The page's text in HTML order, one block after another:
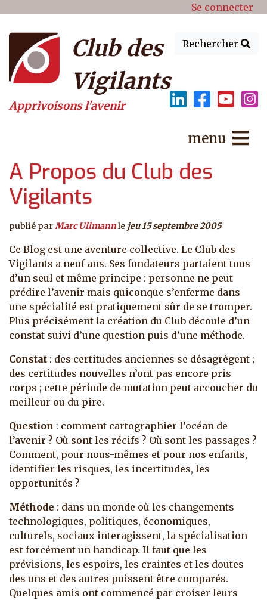
Menu du compte de Se connecter
Rechercher
Club des
Vigilants
Apprivoisons l'avenir
menu
A Propos du Club des
Vigilants
publié parMarc Ullmannle jeu 15 septembre 2005
Ce Blog est une aventure collective. Le Club des
Vigilants a neuf ans. Ses fondateurs partaient tous
d’un seul et même principe : personne ne peut
prédire l’avenir mais quiconque s’enferme dans
une spécialité est pratiquement sûr de se tromper.
Plus précisément la création du Club découle d’un
constat suivi d’une question puis d’une méthode.
Constat : des certitudes anciennes se désagrègent ;
des certitudes nouvelles n’ont pas encore pris
corps ; cette période de mutation peut accoucher du
meilleur ou du pire.
Question : comment cartographier l’océan de
l’avenir ? Où sont les récifs ? Où sont les passages ?
Comment, pour nous-mêmes et pour nos enfants,
identifier les risques, les incertitudes, les
opportunités ?
Méthode : dans un monde où les changements
technologiques, politiques, économiques,
culturels, sociaux interagissent, la spécialisation
est forcément un handicap. Il faut que les
prévisions, les espoirs, les craintes et les doutes
des uns et des autres puissent être comparés.
Quelques amis ont commencé par croiser leurs